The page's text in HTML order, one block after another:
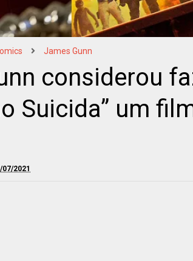
James Gunn
considerou
Suicida” um
07/2021